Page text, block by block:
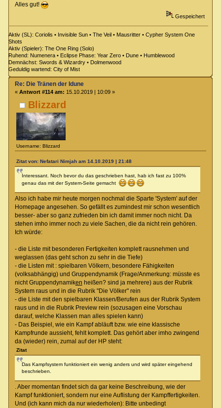
Alles gut!
Gespeichert
Aktiv (SL): Coriolis • Invisible Sun • The Veil • Mausritter • Cypher System One
Shots
Aktiv (Spieler): The One Ring (Solo)
Ruhend: Numenera • Eclipse Phase: Year Zero • Dune • Humblewood
Demnächst: Swords & Wizardry • Dolmenwood
Geduldig wartend: City of Mist
Blizzard
Username: Blizzard
Re: Die Tränen der Idune
« Antwort #114 am: 15.10.2019 | 10:09 »
Zitat von: Nefatari Nimjah am 14.10.2019 | 21:48
Interessant. Noch bevor du das geschrieben hast, hab ich fast zu 100%
genau das mit der System-Seite gemacht
Also ich habe mir heute morgen nochmal die Sparte 'System' auf der
Homepage angesehen. So gefällt es zumindest mir schon wesentlich
besser- aber so ganz zufrieden bin ich damit immer noch nicht. Da
stehen imho immer noch zu viele Sachen, die da nicht rein gehören.
Ich würde:
- die Liste mit besonderen Fertigkeiten komplett rausnehmen und
weglassen (das geht schon zu sehr in die Tiefe)
- die Listen mit : spielbaren Völkern, besondere Fähigkeiten
(volksabhängig) und Gruppendynamik (Frage/Anmerkung: müsste es
nicht Gruppendynamiken heißen? sind ja mehrere) aus der Rubrik
System raus und in die Rubrik "Die Völker" rein
- die Liste mit den spielbaren Klassen/Berufen aus der Rubrik System
raus und in die Rubrik Preview rein (sozusagen eine Vorschau
darauf, welche Klassen man alles spielen kann)
- Das Beispiel, wie ein Kampf abläuft bzw. wie eine klassische
Kampfrunde aussieht, fehlt komplett. Das gehört aber imho zwingend
da (wieder) rein, zumal auf der HP steht:
Zitat
Das Kampfsystem funktioniert ein wenig anders und wird später eingehend
beschrieben.
. Aber momentan findet sich da gar keine Beschreibung, wie der
Kampf funktioniert, sondern nur eine Auflistung der Kampffertigkeiten.
Und (ich kann mich da nur wiederholen): Bitte unbedingt